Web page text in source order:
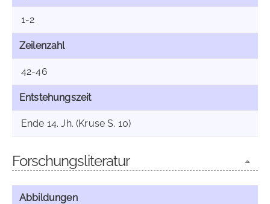
1-2
Zeilenzahl
42-46
Entstehungszeit
Ende 14. Jh. (Kruse S. 10)
Forschungsliteratur
Abbildungen